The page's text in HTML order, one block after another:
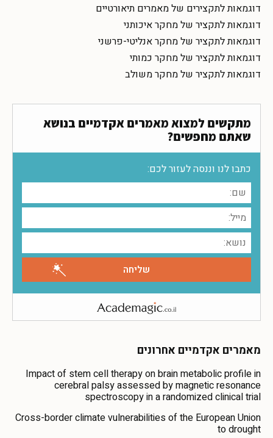
דוגמאות לתקצירים של מאמרים תיאורטיים
דוגמאות לתקציר של מחקר איכותני
דוגמאות לתקציר של מחקר אנליטי-פרשני
דוגמאות לתקציר של מחקר כמותי
דוגמאות לתקציר של מחקר משולב
מתקשים למצוא מאמרים אקדמיים בנושא
שאתם מחפשים?
כתבו לנו וננסה לעזור לכם:
מאמרים אקדמיים אחרונים
Impact of stem cell therapy on brain metabolic profile in
cerebral palsy assessed by magnetic resonance
spectroscopy in a randomized clinical trial
Cross-border climate vulnerabilities of the European Union
to drought